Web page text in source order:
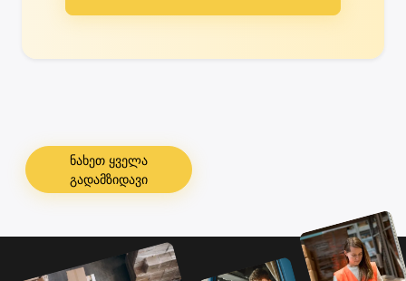
ნახეთ ყველა
გადამზიდავი